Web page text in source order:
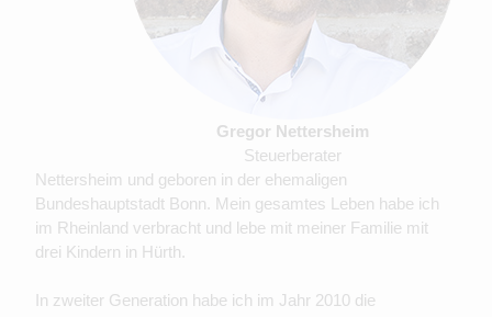
Gregor Nettersheim
Steuerberater
Nettersheim und geboren in der ehemaligen
Bundeshauptstadt Bonn. Mein gesamtes Leben habe ich
im Rheinland verbracht und lebe mit meiner Familie mit
drei Kindern in Hürth.
In zweiter Generation habe ich im Jahr 2010 die